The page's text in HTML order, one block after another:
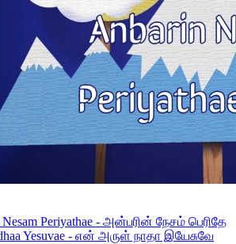
Nesam Periyathae - அன்பரின் நேசம் பெரிதே
Yesuvae - என் அருள் நாதா இயேசுவே